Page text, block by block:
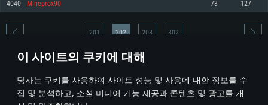
이 사이트의 쿠키에 대해
당사는 쿠키를 사용하여 사이트 성능 및 사용에 대한 정보를 수
집 및 분석하고, 소셜 미디어 기능 제공과 콘텐츠 및 광고를 개
570 혹은 그 이상
여유 저장 공간: 62.2 GB (전체 클라이언트)
네트워크: 브로드밴드 인터넷
여유 저장 공간: 62.2 GB (전체 클라이언트)
그래픽 카드: Vulkan 을 지원하고, 최신 그래픽 드라이버를 지원하는 NVIDIA
1060 (6개월 미만) 혹은 그와 동급의 성능을 가지며 최신 그래픽 드라이버를
지원하는 AMD RX 570 (6개월 미만; 최소사양 지원 해상도 720p) 이상
여유 저장 공간: 62.2 GB (전체 클라이언트)
4040 Mineprox90 73 127
* 순위표는 매일 1회 갱신됩니다
201 202 203 302